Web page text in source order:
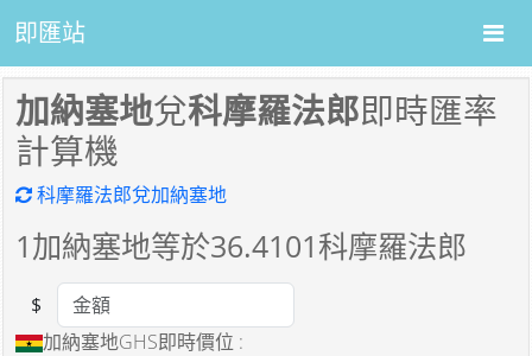
即匯站
加納塞地兌科摩羅法郎即時匯率
計算機
科摩羅法郎兌加納塞地
1加納塞地等於36.4101科摩羅法郎
Amount
$
加納塞地GHS即時價位 :